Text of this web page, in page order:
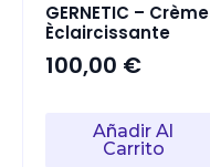
GERNETIC – Crème
Èclaircissante
100,00 €
Añadir Al
Carrito